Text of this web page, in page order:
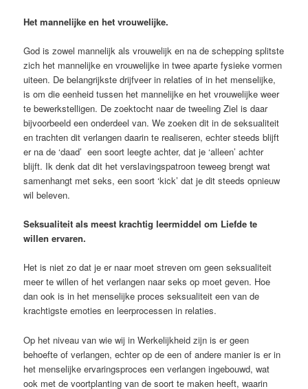
Het mannelijke en het vrouwelijke.
God is zowel mannelijk als vrouwelijk en na de schepping splitste
zich het mannelijke en vrouwelijke in twee aparte fysieke vormen
uiteen. De belangrijkste drijfveer in relaties of in het menselijke,
is om die eenheid tussen het mannelijke en het vrouwelijke weer
te bewerkstelligen. De zoektocht naar de tweeling Ziel is daar
bijvoorbeeld een onderdeel van. We zoeken dit in de seksualiteit
en trachten dit verlangen daarin te realiseren, echter steeds blijft
er na de ‘daad’ een soort leegte achter, dat je ‘alleen’ achter
blijft. Ik denk dat dit het verslavingspatroon teweeg brengt wat
samenhangt met seks, een soort ‘kick’ dat je dit steeds opnieuw
wil beleven.
Seksualiteit als meest krachtig leermiddel om Liefde te
willen ervaren.
Het is niet zo dat je er naar moet streven om geen seksualiteit
meer te willen of het verlangen naar seks op moet geven. Hoe
dan ook is in het menselijke proces seksualiteit een van de
krachtigste emoties en leerprocessen in relaties.
Op het niveau van wie wij in Werkelijkheid zijn is er geen
behoefte of verlangen, echter op de een of andere manier is er in
het menselijke ervaringsproces een verlangen ingebouwd, wat
ook met de voortplanting van de soort te maken heeft, waarin